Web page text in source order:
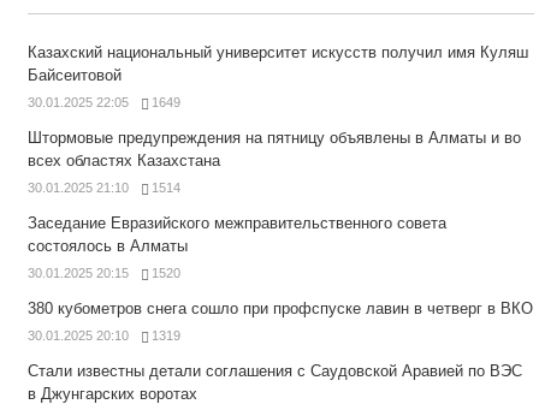
Казахский национальный университет искусств получил имя Куляш
Байсеитовой
30.01.2025 22:05 1649
Штормовые предупреждения на пятницу объявлены в Алматы и во
всех областях Казахстана
30.01.2025 21:10 1514
Заседание Евразийского межправительственного совета
состоялось в Алматы
30.01.2025 20:15 1520
380 кубометров снега сошло при профспуске лавин в четверг в ВКО
30.01.2025 20:10 1319
Стали известны детали соглашения с Саудовской Аравией по ВЭС
в Джунгарских воротах